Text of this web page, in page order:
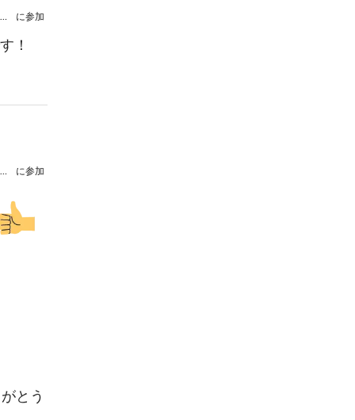
フィルハーモニック・ソサィエティ・東京 10周年記念演奏会Ⅲ に参加
！
フィルハーモニック・ソサィエティ・東京 10周年記念演奏会Ⅱ に参加
とう